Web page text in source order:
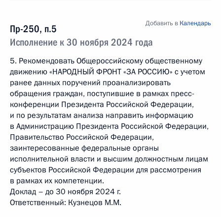
Пр-250, п.5
Исполнение к 30 ноября 2024 года
Добавить в Календарь
5. Рекомендовать Общероссийскому общественному
движению «НАРОДНЫЙ ФРОНТ «ЗА РОССИЮ» с учетом
ранее данных поручений проанализировать
обращения граждан, поступившие в рамках пресс-
конференции Президента Российской Федерации,
и по результатам анализа направить информацию
в Администрацию Президента Российской Федерации,
Правительство Российской Федерации,
заинтересованные федеральные органы
исполнительной власти и высшим должностным лицам
субъектов Российской Федерации для рассмотрения
в рамках их компетенции.
Доклад – до 30 ноября 2024 г.
Ответственный: Кузнецов М.М.